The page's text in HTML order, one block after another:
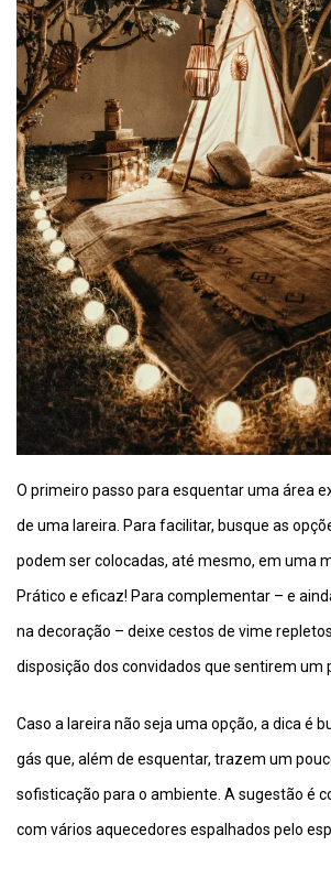
O primeiro passo para esquentar uma área
de uma lareira. Para facilitar, busque as
podem ser colocadas, até mesmo, em uma
Prático e eficaz! Para complementar – e
na decoração – deixe cestos de vime
disposição dos convidados que sentirem um
Caso a lareira não seja uma opção, a dica é
gás que, além de esquentar, trazem um
sofisticação para o ambiente. A sugestão é
com vários aquecedores espalhados pelo